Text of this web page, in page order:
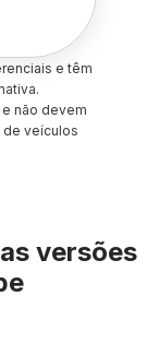
e têm
não devem
de veículos
versões